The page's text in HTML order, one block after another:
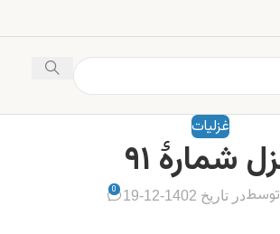
غزلیات
شمارهٔ ۹۱
توسطدر تاریخ 1402-12-19 0